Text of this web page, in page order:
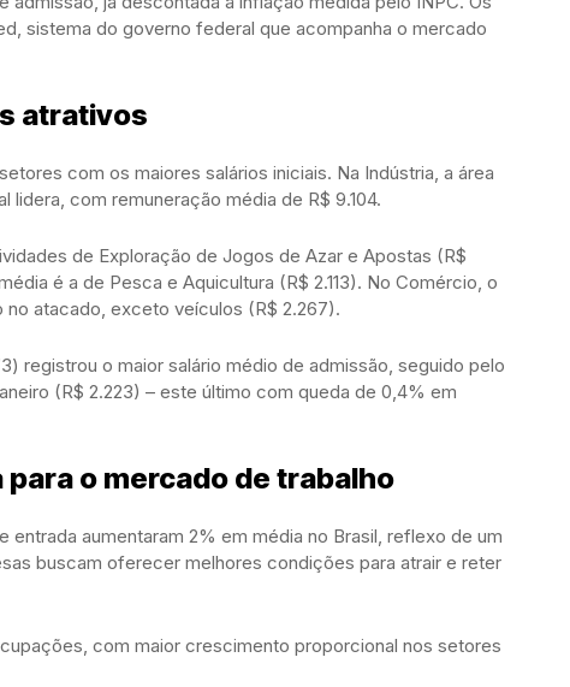
sistema do governo federal que acompanha o mercado
atrativos
com os maiores salários iniciais. Na Indústria, a área
lidera, com remuneração média de R$ 9.104.
de Exploração de Jogos de Azar e Apostas (R$
é a de Pesca e Aquicultura (R$ 2.113). No Comércio, o
atacado, exceto veículos (R$ 2.267).
registrou o maior salário médio de admissão, seguido pelo
(R$ 2.223) – este último com queda de 0,4% em
o mercado de trabalho
entrada aumentaram 2% em média no Brasil, reflexo de um
buscam oferecer melhores condições para atrair e reter
com maior crescimento proporcional nos setores